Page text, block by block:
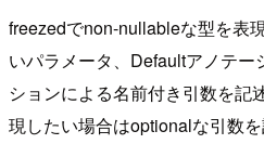
freezedでnon-nullableな型を表
いパラメータ、Defaultアノテ
ションによる名前付き引数を記
現したい場合はoptionalな引数